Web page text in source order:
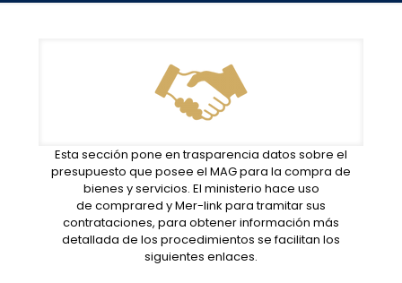
Esta sección pone en trasparencia datos sobre el
presupuesto que posee el MAG para la compra de
bienes y servicios. El ministerio hace uso
de comprared y Mer-link para tramitar sus
contrataciones, para obtener información más
detallada de los procedimientos se facilitan los
siguientes enlaces.